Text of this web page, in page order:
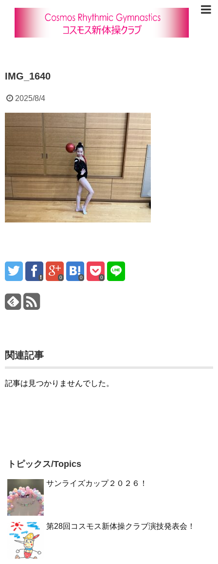
IMG_1640
2025/8/4
0 0 0
関連記事
記事は見つかりませんでした。
トピックス/Topics
サンライズカップ２０２６！
第28回コスモス新体操クラブ演技発表会！